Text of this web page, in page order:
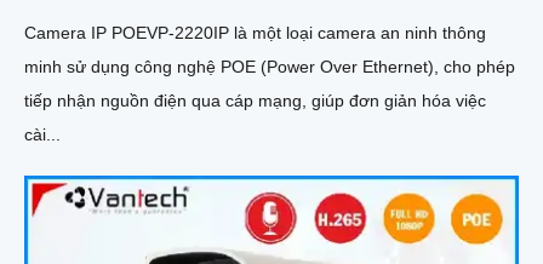
Camera IP POEVP-2220IP là một loại camera an ninh thông
minh sử dụng công nghệ POE (Power Over Ethernet), cho phép
tiếp nhận nguồn điện qua cáp mạng, giúp đơn giản hóa việc
cài...